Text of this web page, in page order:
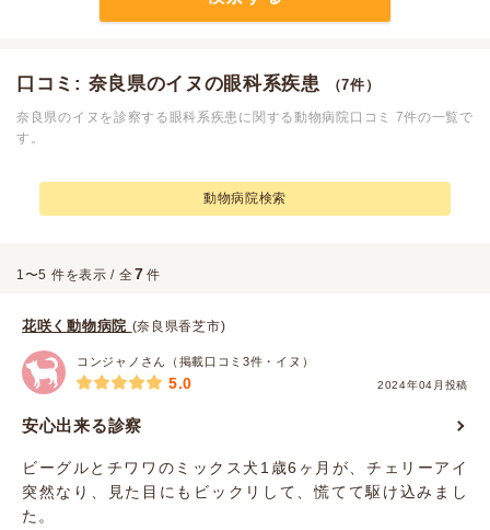
口コミ: 奈良県のイヌの眼科系疾患 （7件）
奈良県のイヌを診察する眼科系疾患に関する動物病院口コミ 7件の一覧で
す。
動物病院検索
1〜5 件を表示 / 全7 件
花咲く動物病院 (奈良県香芝市)
コンジャノさん（掲載口コミ3件・イヌ）
2024年04月投稿
5.0
安心出来る診察
ビーグルとチワワのミックス犬1歳6ヶ月が、チェリーアイ
突然なり、見た目にもビックリして、慌てて駆け込みまし
た。